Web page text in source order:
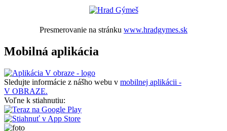
Presmerovanie na stránku www.hradgymes.sk
Mobilná aplikácia
Sledujte informácie z nášho webu v mobilnej aplikácii -
V OBRAZE.
Voľne k stiahnutiu: